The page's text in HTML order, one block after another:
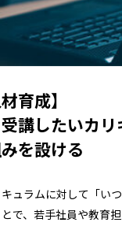
育成】
講したいカ
を設ける
ュラムに対して「い
で、若手社員や教育